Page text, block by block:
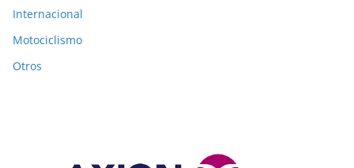
Internacional
Motociclismo
Otros